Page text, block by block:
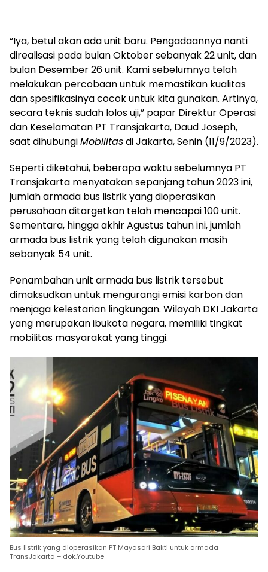
“Iya, betul akan ada unit baru. Pengadaannya nanti
direalisasi pada bulan Oktober sebanyak 22 unit, dan
bulan Desember 26 unit. Kami sebelumnya telah
melakukan percobaan untuk memastikan kualitas
dan spesifikasinya cocok untuk kita gunakan. Artinya,
secara teknis sudah lolos uji,” papar Direktur Operasi
dan Keselamatan PT Transjakarta, Daud Joseph,
saat dihubungiMobilitasdi Jakarta, Senin (11/9/2023).
Seperti diketahui, beberapa waktu sebelumnya PT
Transjakarta menyatakan sepanjang tahun 2023 ini,
jumlah armada bus listrik yang dioperasikan
perusahaan ditargetkan telah mencapai 100 unit.
Sementara, hingga akhir Agustus tahun ini, jumlah
armada bus listrik yang telah digunakan masih
sebanyak 54 unit.
Penambahan unit armada bus listrik tersebut
dimaksudkan untuk mengurangi emisi karbon dan
menjaga kelestarian lingkungan. Wilayah DKI Jakarta
yang merupakan ibukota negara, memiliki tingkat
mobilitas masyarakat yang tinggi.
Bus listrik yang dioperasikan PT Mayasari Bakti untuk armada
TransJakarta – dok.Youtube